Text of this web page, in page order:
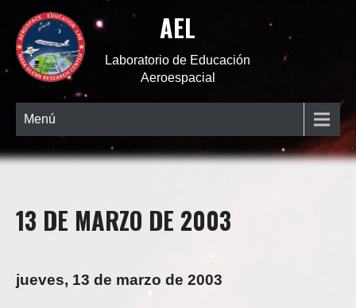
AEL
Laboratorio de Educación
Aeroespacial
Menú
13 DE MARZO DE 2003
jueves, 13 de marzo de 2003